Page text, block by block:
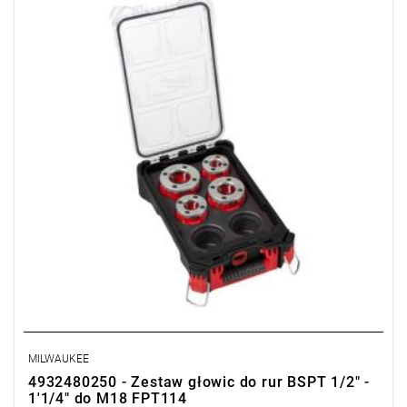
• Głowice tnące zawsze zawierają zestaw matryc BSPT.
MILWAUKEE
4932480250 - Zestaw głowic do rur BSPT 1/2" -
1'1/4" do M18 FPT114